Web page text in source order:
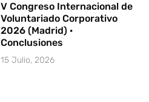
V Congreso Internacional de
Voluntariado Corporativo
2026 (Madrid) ·
Conclusiones
15 Julio, 2026